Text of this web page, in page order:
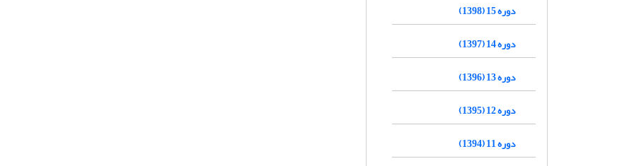
دوره 15 (1398)
دوره 14 (1397)
دوره 13 (1396)
دوره 12 (1395)
دوره 11 (1394)